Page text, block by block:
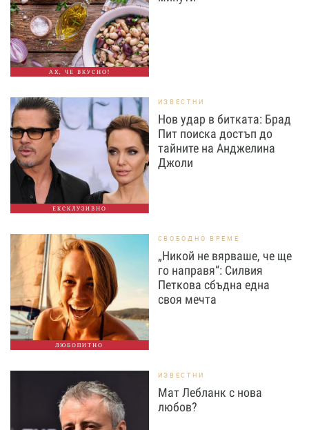
АХ, ЧЕ ВКУСНО!
ЕКСКЛУЗИВНО
ИЗВЕСТНИ
Нов удар в битката: Брад
Пит поиска достъп до
тайните на Анджелина
Джоли
ЛЮБОПИТНО
СВОБОДНО ВРЕМЕ
„Никой не вярваше, че ще
го направя“: Силвия
Петкова сбъдна една
своя мечта
ИЗВЕСТНИ
Мат Лебланк с нова
любов?